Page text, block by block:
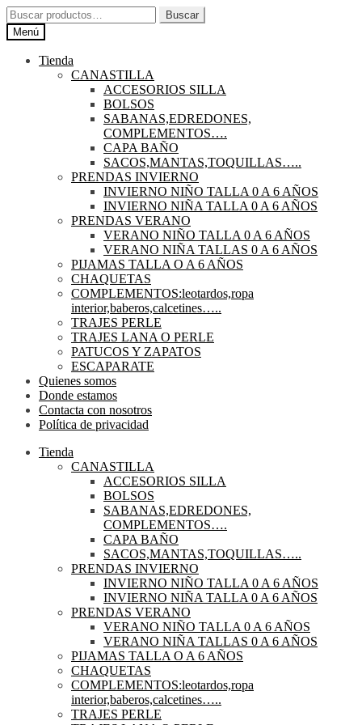
Ir
a
la
navegación
Ir
al
contenido
Buscar
por:
Buscar
Menú
Tienda
CANASTILLA
ACCESORIOS SILLA
BOLSOS
SABANAS,EDREDONES,
COMPLEMENTOS….
CAPA BAÑO
SACOS,MANTAS,TOQUILLAS…..
PRENDAS INVIERNO
INVIERNO NIÑO TALLA 0 A 6 AÑOS
INVIERNO NIÑA TALLA 0 A 6 AÑOS
PRENDAS VERANO
VERANO NIÑO TALLA 0 A 6 AÑOS
VERANO NIÑA TALLAS 0 A 6 AÑOS
PIJAMAS TALLA O A 6 AÑOS
CHAQUETAS
COMPLEMENTOS:leotardos,ropa
interior,baberos,calcetines…..
TRAJES PERLE
TRAJES LANA O PERLE
PATUCOS Y ZAPATOS
ESCAPARATE
Quienes somos
Donde estamos
Contacta con nosotros
Política de privacidad
Tienda
CANASTILLA
ACCESORIOS SILLA
BOLSOS
SABANAS,EDREDONES,
COMPLEMENTOS….
CAPA BAÑO
SACOS,MANTAS,TOQUILLAS…..
PRENDAS INVIERNO
INVIERNO NIÑO TALLA 0 A 6 AÑOS
INVIERNO NIÑA TALLA 0 A 6 AÑOS
PRENDAS VERANO
VERANO NIÑO TALLA 0 A 6 AÑOS
VERANO NIÑA TALLAS 0 A 6 AÑOS
PIJAMAS TALLA O A 6 AÑOS
CHAQUETAS
COMPLEMENTOS:leotardos,ropa
interior,baberos,calcetines…..
TRAJES PERLE